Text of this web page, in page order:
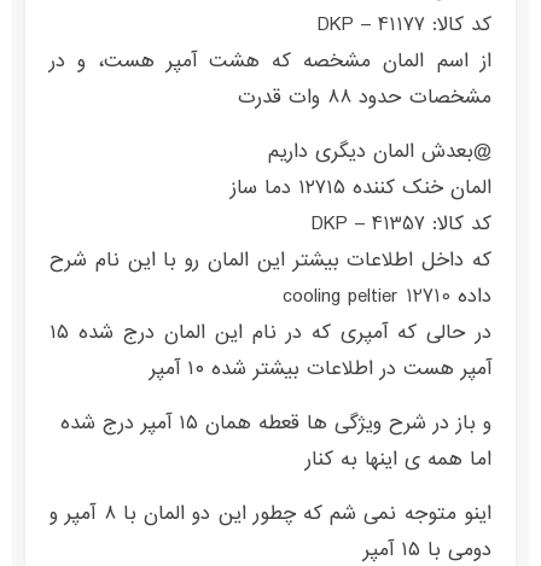
کد کالا: DKP – 41177
از اسم المان مشخصه که هشت آمپر هست، و در
مشخصات حدود ۸۸ وات قدرت
@بعدش المان دیگری داریم
المان خنک کننده ۱۲۷۱۵ دما ساز
کد کالا: DKP – 41357
که داخل اطلاعات بیشتر این المان رو با این نام شرح
داده cooling peltier 12710
در حالی که آمپری که در نام این المان درج شده ۱۵
آمپر هست در اطلاعات بیشتر شده ۱۰ آمپر
و باز در شرح ویژگی ها قعطه همان ۱۵ آمپر درج شده
اما همه ی اینها به کنار
اینو متوجه نمی شم که چطور این دو المان با ۸ آمپر و
دومی با ۱۵ آمپر